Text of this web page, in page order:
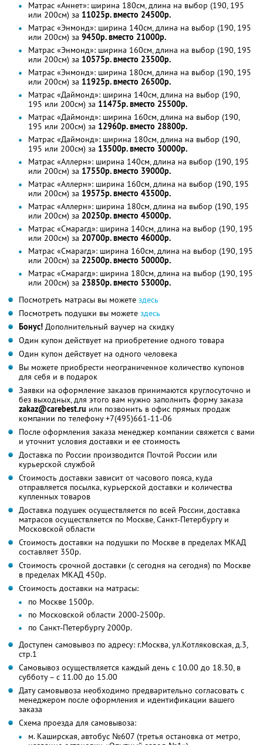
Матрас «Аннет»: ширина 180см, длина на выбор (190, 195
или 200см) за 11025р. вместо 24500р.
Матрас «Энмонд»: ширина 140см, длина на выбор (190, 195
или 200см) за 9450р. вместо 21000р.
Матрас «Энмонд»: ширина 160см, длина на выбор (190, 195
или 200см) за 10575р. вместо 23500р.
Матрас «Энмонд»: ширина 180см, длина на выбор (190, 195
или 200см) за 11925р. вместо 26500р.
Матрас «Даймонд»: ширина 140см, длина на выбор (190,
195 или 200см) за 11475р. вместо 25500р.
Матрас «Даймонд»: ширина 160см, длина на выбор (190,
195 или 200см) за 12960р. вместо 28800р.
Матрас «Даймонд»: ширина 180см, длина на выбор (190,
195 или 200см) за 13500р. вместо 30000р.
Матрас «Аллерн»: ширина 140см, длина на выбор (190, 195
или 200см) за 17550р. вместо 39000р.
Матрас «Аллерн»: ширина 160см, длина на выбор (190, 195
или 200см) за 19575р. вместо 43500р.
Матрас «Аллерн»: ширина 180см, длина на выбор (190, 195
или 200см) за 20250р. вместо 45000р.
Матрас «Смарагд»: ширина 140см, длина на выбор (190, 195
или 200см) за 20700р. вместо 46000р.
Матрас «Смарагд»: ширина 160см, длина на выбор (190, 195
или 200см) за 22500р. вместо 50000р.
Матрас «Смарагд»: ширина 180см, длина на выбор (190, 195
или 200см) за 23850р. вместо 53000р.
Посмотреть матрасы вы можете здесь
Посмотреть подушки вы можете здесь
Бонус! Дополнительный ваучер на скидку
Один купон действует на приобретение одного товара
Один купон действует на одного человека
Вы можете приобрести неограниченное количество купонов
для себя и в подарок
Заявки на оформление заказов принимаются круглосуточно и
без выходных, для этого вам нужно заполнить форму заказа
zakaz@carebest.ru или позвонить в офис прямых продаж
компании по телефону +7(495)661-11-06
После оформления заказа менеджер компании свяжется с вами
и уточнит условия доставки и ее стоимость
Доставка по России производится Почтой России или
курьерской службой
Стоимость доставки зависит от часового пояса, куда
отправляется посылка, курьерской доставки и количества
купленных товаров
Доставка подушек осуществляется по всей России, доставка
матрасов осуществляется по Москве, Санкт-Петербургу и
Московской области
Стоимость доставки на подушки по Москве в пределах МКАД
составляет 350р.
Стоимость срочной доставки (с сегодня на сегодня) по Москве
в пределах МКАД 450р.
Стоимость доставки на матрасы:
по Москве 1500р.
по Московской области 2000-2500р.
по Санкт-Петербургу 2000р.
Доступен самовывоз по адресу: г.Москва, ул.Котляковская, д.3,
стр.1
Самовывоз осуществляется каждый день с 10.00 до 18.30, в
субботу – с 11.00 до 15.00
Дату самовывоза необходимо предварительно согласовать с
менеджером после оформления и идентификации вашего
заказа
Схема проезда для самовывоза:
м. Каширская, автобус №607 (третья остановка от метро,